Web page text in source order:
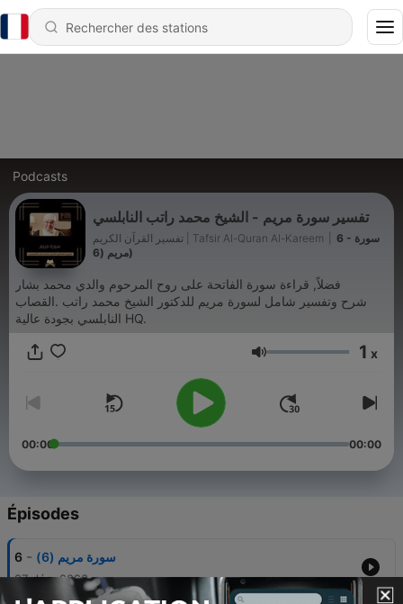
Podcasts
تفسير سورة مريم - الشيخ محمد راتب النابلسي
تفسير القرآن الكريم | Tafsir Al-Quran Al-Kareem
6 - سورة
مريم (6)
القصاب. ‎شرح وتفسير شامل لسورة مريم للدكتور الشيخ محمد راتب
النابلسي بجودة عالية HQ.
Volume 1 x
00:00 00:00
Épisodes
6 - سورة مريم (6)
27 déc. 2023